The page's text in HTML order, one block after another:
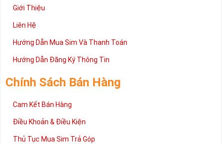
Giới Thiệu
Liên Hệ
Hướng Dẫn Mua Sim Và Thanh Toán
Hướng Dẫn Đăng Ký Thông Tin
Chính Sách Bán Hàng
Cam Kết Bán Hàng
Điều Khoản & Điều Kiện
Thủ Tục Mua Sim Trả Góp